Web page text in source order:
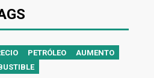
PETRÓLEO
AUMENTO